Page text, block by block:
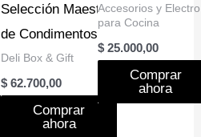
Selección Maestra
de Condimentos
Deli Box & Gift
$ 62.700,00
Comprar
ahora
Accesorios y Electro
para Cocina
$25.000,00
Comprar
ahora